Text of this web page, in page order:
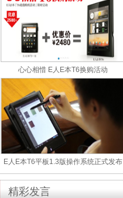
心心相惜 E人E本T6换购活动
E人E本T6平板1.3版操作系统正式发布
精彩发言